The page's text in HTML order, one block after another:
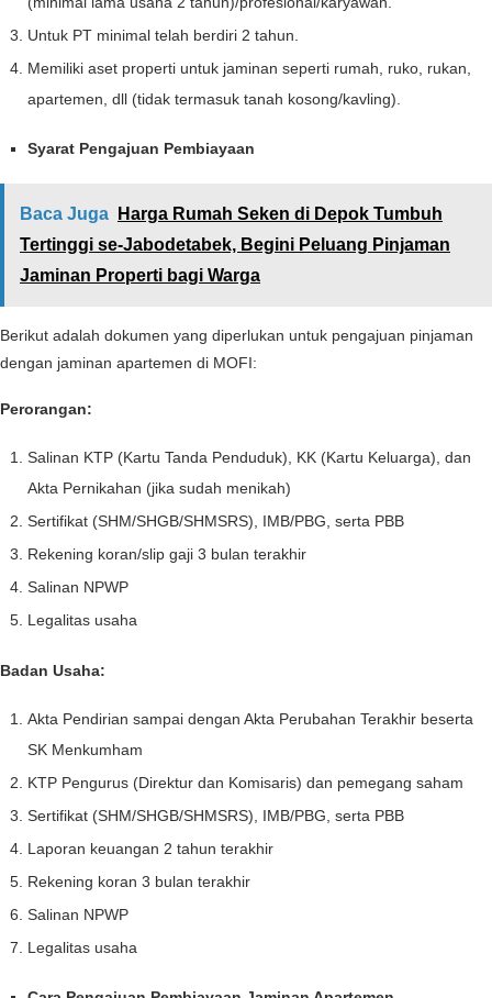
Untuk PT minimal telah berdiri 2 tahun.
Memiliki aset properti untuk jaminan seperti rumah, ruko, rukan,
apartemen, dll (tidak termasuk tanah kosong/kavling).
Syarat Pengajuan Pembiayaan
Baca Juga
Harga Rumah Seken di Depok Tumbuh
Tertinggi se-Jabodetabek, Begini Peluang Pinjaman
Jaminan Properti bagi Warga
Berikut adalah dokumen yang diperlukan untuk pengajuan pinjaman
dengan jaminan apartemen di MOFI:
Perorangan:
Salinan KTP (Kartu Tanda Penduduk), KK (Kartu Keluarga), dan
Akta Pernikahan (jika sudah menikah)
Sertifikat (SHM/SHGB/SHMSRS), IMB/PBG, serta PBB
Rekening koran/slip gaji 3 bulan terakhir
Salinan NPWP
Legalitas usaha
Badan Usaha:
Akta Pendirian sampai dengan Akta Perubahan Terakhir beserta
SK Menkumham
KTP Pengurus (Direktur dan Komisaris) dan pemegang saham
Sertifikat (SHM/SHGB/SHMSRS), IMB/PBG, serta PBB
Laporan keuangan 2 tahun terakhir
Rekening koran 3 bulan terakhir
Salinan NPWP
Legalitas usaha